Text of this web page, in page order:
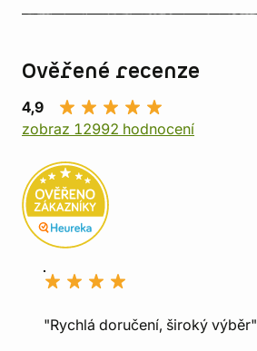
Ověřené recenze
4,9
zobraz 12992 hodnocení
"Rychlá doručení, široký výběr"